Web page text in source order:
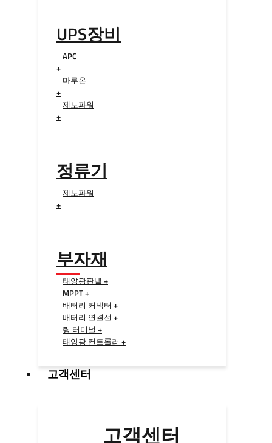
UPS장비
APC
+
마루온
+
제노파워
+
정류기
제노파워
+
부자재
태양광판넬 +
MPPT +
배터리 커넥터 +
배터리 연결선 +
링 터미널 +
태양광 컨트롤러 +
고객센터
고객센터